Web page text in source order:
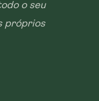
o seu
próprios